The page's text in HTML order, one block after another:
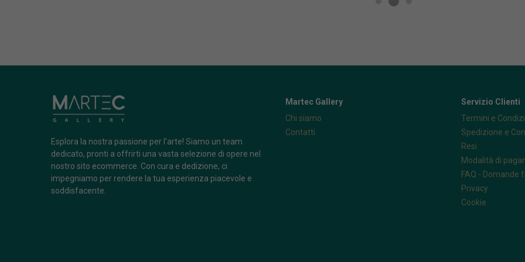
Esplora la nostra passione per l'arte! Siamo un team
dedicato, pronti a offrirti una vasta selezione di opere nel
nostro sito ecommerce. Con cura e dedizione, ci
impegniamo per rendere la tua esperienza piacevole e
soddisfacente.
Martec Gallery
Chi siamo
Contatti
Servizio Clienti
Termini e
Spedizione e
Resi
Modalità di
FAQ - Domande
Privacy
Cookie